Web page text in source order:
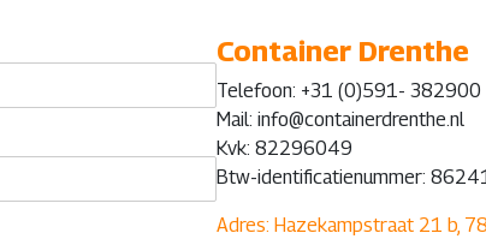
Container Drenthe
Telefoon: +31 (0)591- 382900
Mail: info@containerdrenthe.nl
Kvk: 82296049
Btw-identificatienummer:
Adres: Hazekampstraat 21 b,